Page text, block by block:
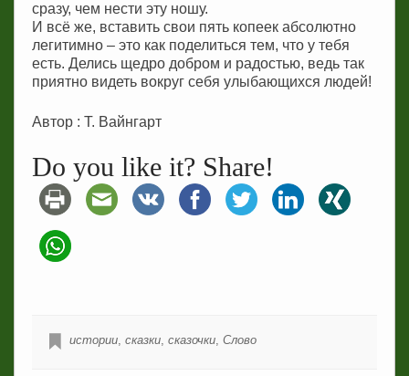
сразу, чем нести эту ношу.
И всё же, вставить свои пять копеек абсолютно
легитимно – это как поделиться тем, что у тебя
есть. Делись щедро добром и радостью, ведь так
приятно видеть вокруг себя улыбающихся людей!
Автор : Т. Вайнгарт
Do you like it? Share!
истории, сказки, сказочки, Слово